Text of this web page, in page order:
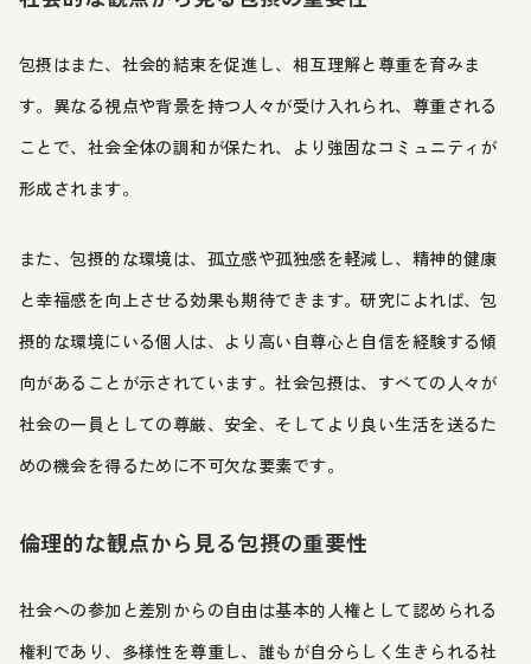
包摂はまた、社会的結束を促進し、相互理解と尊重を育みま
す。異なる視点や背景を持つ人々が受け入れられ、尊重される
ことで、社会全体の調和が保たれ、より強固なコミュニティが
形成されます。
また、包摂的な環境は、孤立感や孤独感を軽減し、精神的健康
と幸福感を向上させる効果も期待できます。研究によれば、包
摂的な環境にいる個人は、より高い自尊心と自信を経験する傾
向があることが示されています。社会包摂は、すべての人々が
社会の一員としての尊厳、安全、そしてより良い生活を送るた
めの機会を得るために不可欠な要素です。
倫理的な観点から見る包摂の重要性
社会への参加と差別からの自由は基本的人権として認められる
権利であり、多様性を尊重し、誰もが自分らしく生きられる社